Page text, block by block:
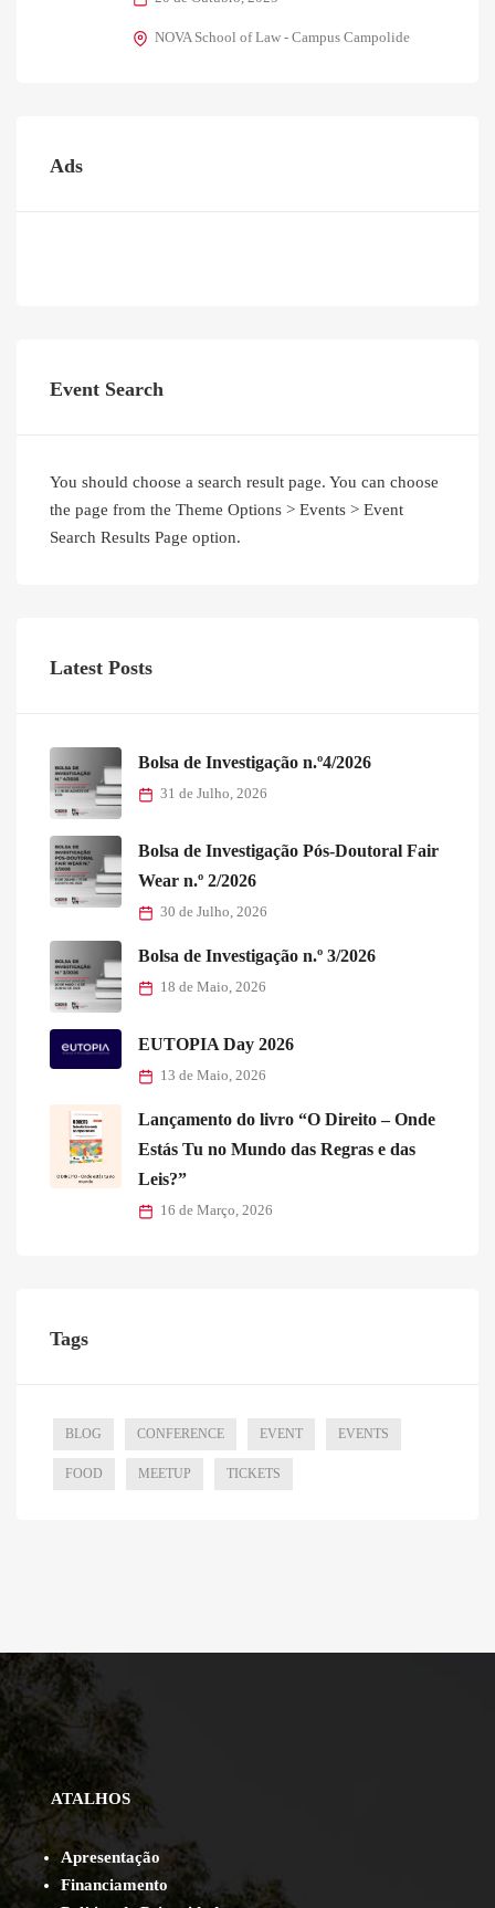
NOVA School of Law - Campus Campolide
Ads
Event Search
You should choose a search result page. You can choose
the page from the Theme Options > Events > Event
Search Results Page option.
Latest Posts
Bolsa de Investigação n.º4/2026
31 de Julho, 2026
Bolsa de Investigação Pós-Doutoral Fair
Wear n.º 2/2026
30 de Julho, 2026
Bolsa de Investigação n.º 3/2026
18 de Maio, 2026
EUTOPIA Day 2026
13 de Maio, 2026
Lançamento do livro “O Direito – Onde
Estás Tu no Mundo das Regras e das
Leis?”
16 de Março, 2026
Tags
BLOG CONFERENCE EVENT EVENTS
FOOD MEETUP TICKETS
ATALHOS
Apresentação
Financiamento